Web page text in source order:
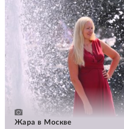
Жара в Москве